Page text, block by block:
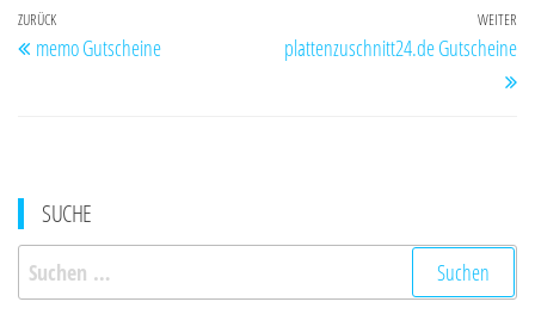
Beitragsnavigation
Vorheriger
Beitrag
ZURÜCK
memo Gutscheine
WEITER
plattenzuschnitt24.de Gutscheine
SUCHE
Suchen
nach: